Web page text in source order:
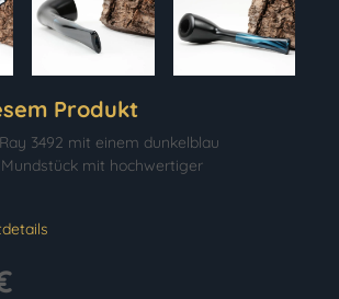
Produkt
3492 mit einem dunkelblau
mit hochwertiger